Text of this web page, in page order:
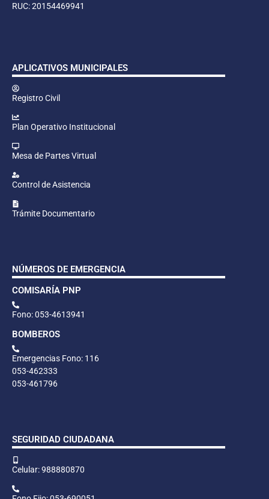
RUC: 20154469941
APLICATIVOS MUNICIPALES
Registro Civil
Plan Operativo Institucional
Mesa de Partes Virtual
Control de Asistencia
Trámite Documentario
NÚMEROS DE EMERGENCIA
COMISARÍA PNP
Fono: 053-4613941
BOMBEROS
Emergencias Fono: 116
053-462333
053-461796
SEGURIDAD CIUDADANA
Celular: 988880870